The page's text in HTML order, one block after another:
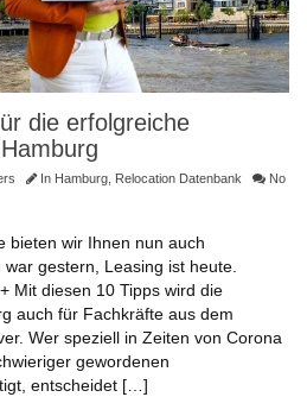
die erfolgreiche
In Hamburg Relocation Datenbank
No
bieten wir Ihnen nun auch
gestern, Leasing ist heute.
Mit diesen 10 Tipps wird die
auch für Fachkräfte aus dem
Wer speziell in Zeiten von Corona
gewordenen
entscheidet […]